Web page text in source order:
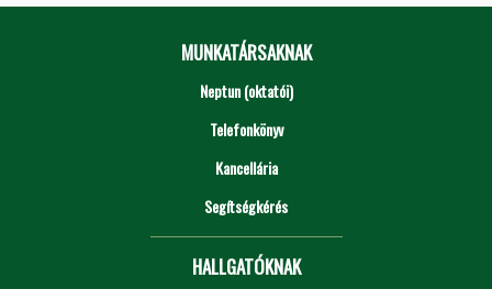
MUNKATÁRSAKNAK
Neptun (oktatói)
Telefonkönyv
Kancellária
Segítségkérés
HALLGATÓKNAK